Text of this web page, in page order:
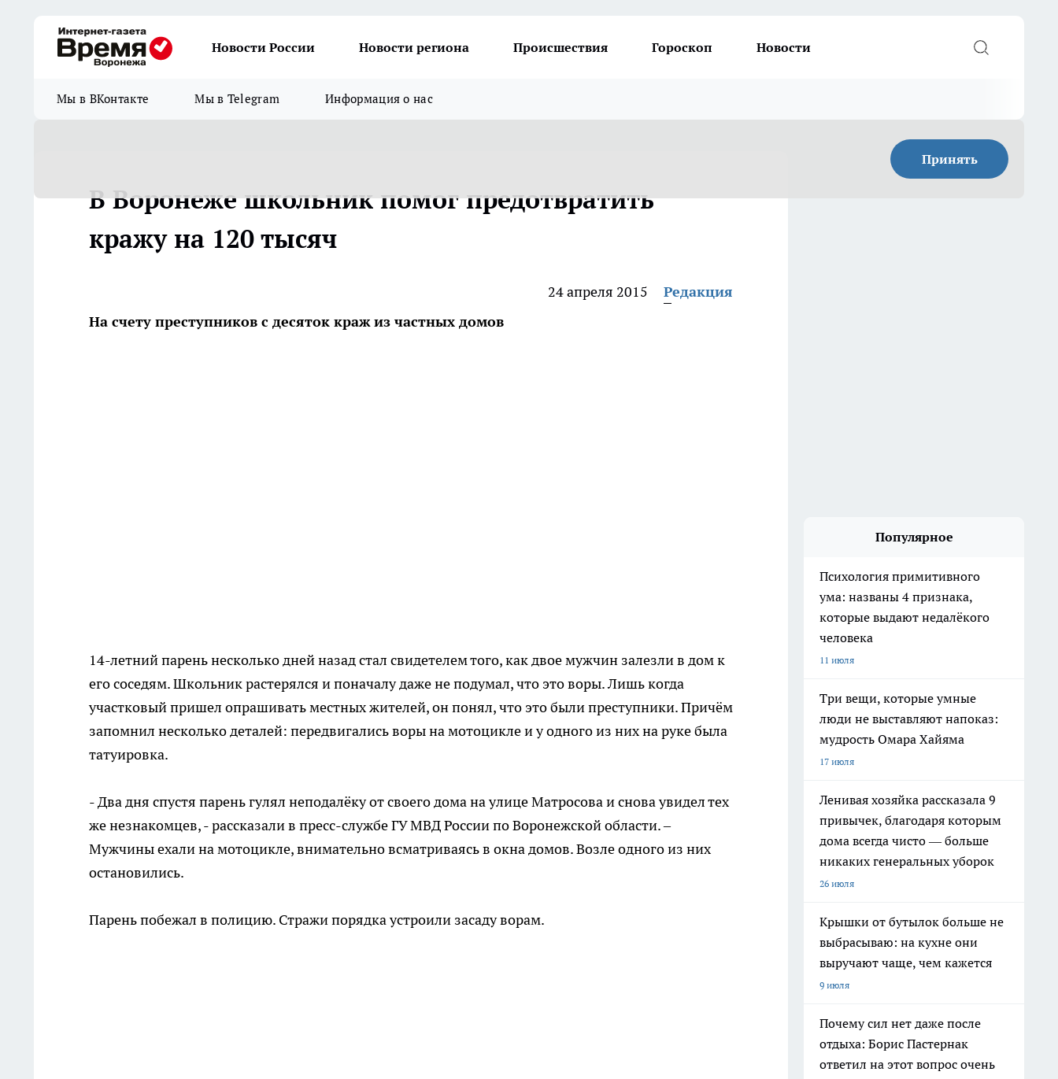
Новости России Новости региона Происшествия Гороскоп Новости
Мы в ВКонтакте Мы в Telegram Информация о нас
Принять
В Воронеже школьник помог предотвратить
кражу на 120 тысяч
24 апреля 2015
Редакция
На счету преступников с десяток краж из частных домов
14-летний парень несколько дней назад стал свидетелем того, как двое мужчин залезли в дом к
его соседям. Школьник растерялся и поначалу даже не подумал, что это воры. Лишь когда
участковый пришел опрашивать местных жителей, он понял, что это были преступники. Причём
запомнил несколько деталей: передвигались воры на мотоцикле и у одного из них на руке была
татуировка.
- Два дня спустя парень гулял неподалёку от своего дома на улице Матросова и снова увидел тех
же незнакомцев, - рассказали в пресс-службе ГУ МВД России по Воронежской области. –
Мужчины ехали на мотоцикле, внимательно всматриваясь в окна домов. Возле одного из них
остановились.
Парень побежал в полицию. Стражи порядка устроили засаду ворам.
Популярное
Психология примитивного
ума: названы 4 признака,
которые выдают недалёкого
человека
11 июля
Три вещи, которые умные
люди не выставляют напоказ:
мудрость Омара Хайяма
17 июля
Ленивая хозяйка рассказала 9
привычек, благодаря которым
дома всегда чисто — больше
никаких генеральных уборок
26 июля
Крышки от бутылок больше не
выбрасываю: на кухне они
выручают чаще, чем кажется
9 июля
Почему сил нет даже после
отдыха: Борис Пастернак
ответил на этот вопрос очень